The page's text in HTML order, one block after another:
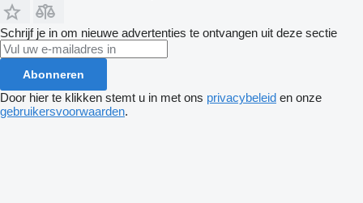
Schrijf je in om nieuwe advertenties te ontvangen uit deze sectie
Abonneren
Door hier te klikken stemt u in met ons privacybeleid en onze
gebruikersvoorwaarden.